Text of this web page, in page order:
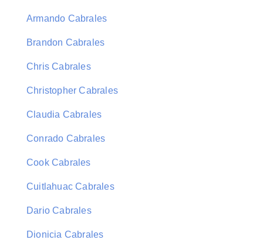
Armando Cabrales
Brandon Cabrales
Chris Cabrales
Christopher Cabrales
Claudia Cabrales
Conrado Cabrales
Cook Cabrales
Cuitlahuac Cabrales
Dario Cabrales
Dionicia Cabrales